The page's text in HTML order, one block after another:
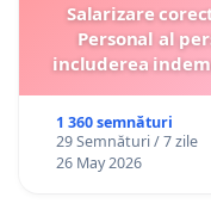
Salarizare
Personal al
includerea
1 360 semnături
29 Semnături / 7 zile
26 May 2026